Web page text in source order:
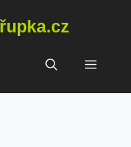
Menu